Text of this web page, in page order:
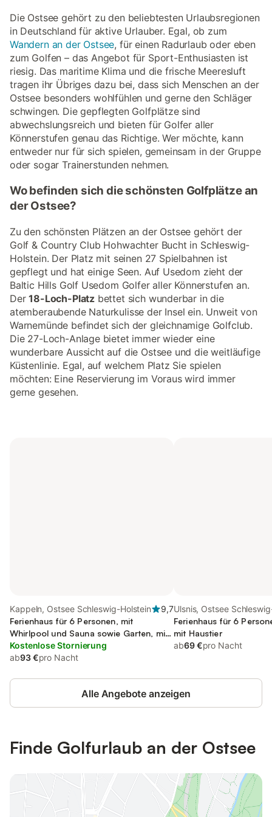
Die Ostsee gehört zu den beliebtesten Urlaubsregionen
in Deutschland für aktive Urlauber. Egal, ob zum
Wandern an der Ostsee, für einen Radurlaub oder eben
zum Golfen – das Angebot für Sport-Enthusiasten ist
riesig. Das maritime Klima und die frische Meeresluft
tragen ihr Übriges dazu bei, dass sich Menschen an der
Ostsee besonders wohlfühlen und gerne den Schläger
schwingen. Die gepflegten Golfplätze sind
abwechslungsreich und bieten für Golfer aller
Könnerstufen genau das Richtige. Wer möchte, kann
entweder nur für sich spielen, gemeinsam in der Gruppe
oder sogar Trainerstunden nehmen.
Wo befinden sich die schönsten Golfplätze an
der Ostsee?
Zu den schönsten Plätzen an der Ostsee gehört der
Golf & Country Club Hohwachter Bucht in Schleswig-
Holstein. Der Platz mit seinen 27 Spielbahnen ist
gepflegt und hat einige Seen. Auf Usedom zieht der
Baltic Hills Golf Usedom Golfer aller Könnerstufen an.
Der18-Loch-Platz bettet sich wunderbar in die
atemberaubende Naturkulisse der Insel ein. Unweit von
Warnemünde befindet sich der gleichnamige Golfclub.
Die 27-Loch-Anlage bietet immer wieder eine
wunderbare Aussicht auf die Ostsee und die weitläufige
Küstenlinie. Egal, auf welchem Platz Sie spielen
möchten: Eine Reservierung im Voraus wird immer
gerne gesehen.
Kappeln, Ostsee Schleswig-Holstein
9,7
Ferienhaus für 6 Personen, mit
Whirlpool und Sauna sowie Garten, mit
Haustier
Kostenlose Stornierung
ab93 €pro Nacht
Ulsnis, Ostsee
Ferienhaus für 6
mit Haustier
ab69 €pro Nacht
Alle Angebote anzeigen
Finde Golfurlaub an der Ostsee